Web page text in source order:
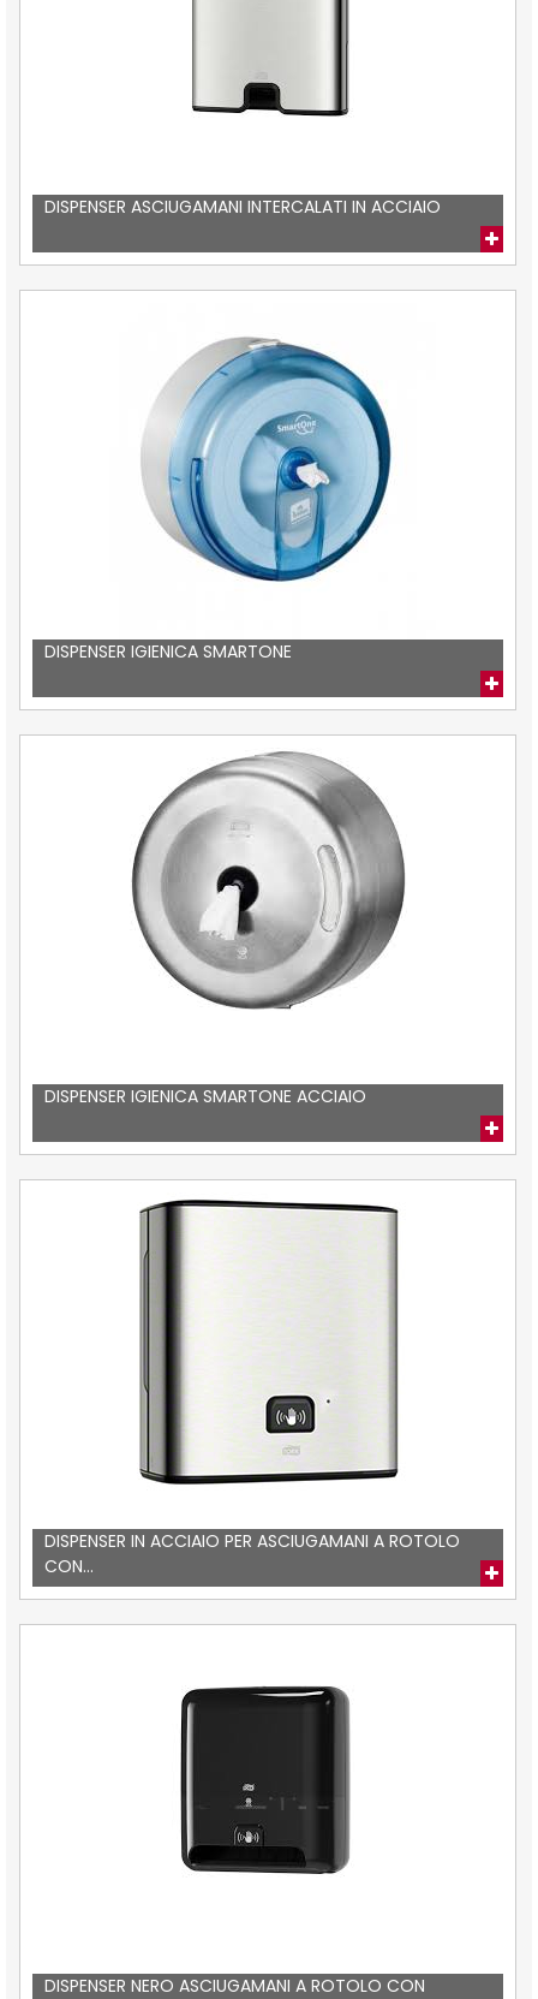
DISPENSER ASCIUGAMANI INTERCALATI IN ACCIAIO
DISPENSER IGIENICA SMARTONE
DISPENSER IGIENICA SMARTONE ACCIAIO
DISPENSER IN ACCIAIO PER ASCIUGAMANI A ROTOLO
CON...
DISPENSER NERO ASCIUGAMANI A ROTOLO CON